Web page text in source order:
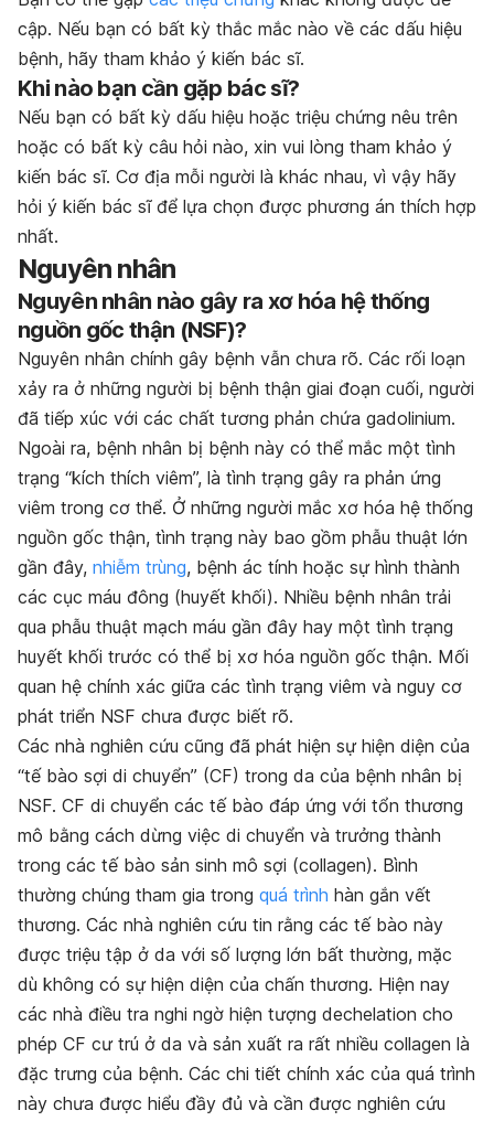
cập. Nếu bạn có bất kỳ thắc mắc nào về các dấu hiệu
bệnh, hãy tham khảo ý kiến bác sĩ.
Khi nào bạn cần gặp bác sĩ?
Nếu bạn có bất kỳ dấu hiệu hoặc triệu chứng nêu trên
hoặc có bất kỳ câu hỏi nào, xin vui lòng tham khảo ý
kiến bác sĩ. Cơ địa mỗi người là khác nhau, vì vậy hãy
hỏi ý kiến bác sĩ để lựa chọn được phương án thích hợp
nhất.
Nguyên nhân
Nguyên nhân nào gây ra xơ hóa hệ thống
nguồn gốc thận (NSF)?
Nguyên nhân chính gây bệnh vẫn chưa rõ. Các rối loạn
xảy ra ở những người bị bệnh thận giai đoạn cuối, người
đã tiếp xúc với các chất tương phản chứa gadolinium.
Ngoài ra, bệnh nhân bị bệnh này có thể mắc một tình
trạng “kích thích viêm”, là tình trạng gây ra phản ứng
viêm trong cơ thể. Ở những người mắc xơ hóa hệ thống
nguồn gốc thận, tình trạng này bao gồm phẫu thuật lớn
gần đây, nhiễm trùng, bệnh ác tính hoặc sự hình thành
các cục máu đông (huyết khối). Nhiều bệnh nhân trải
qua phẫu thuật mạch máu gần đây hay một tình trạng
huyết khối trước có thể bị xơ hóa nguồn gốc thận. Mối
quan hệ chính xác giữa các tình trạng viêm và nguy cơ
phát triển NSF chưa được biết rõ.
Các nhà nghiên cứu cũng đã phát hiện sự hiện diện của
“tế bào sợi di chuyển” (CF) trong da của bệnh nhân bị
NSF. CF di chuyển các tế bào đáp ứng với tổn thương
mô bằng cách dừng việc di chuyển và trưởng thành
trong các tế bào sản sinh mô sợi (collagen). Bình
thường chúng tham gia trong quá trình hàn gắn vết
thương. Các nhà nghiên cứu tin rằng các tế bào này
được triệu tập ở da với số lượng lớn bất thường, mặc
dù không có sự hiện diện của chấn thương. Hiện nay
các nhà điều tra nghi ngờ hiện tượng dechelation cho
phép CF cư trú ở da và sản xuất ra rất nhiều collagen là
đặc trưng của bệnh. Các chi tiết chính xác của quá trình
này chưa được hiểu đầy đủ và cần được nghiên cứu